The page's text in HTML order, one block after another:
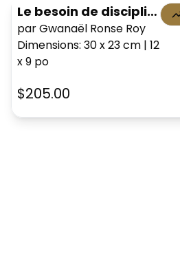
Le besoin de discipline
par Gwanaël Ronse Roy
Dimensions: 30 x 23cm | 12
x 9 po
$205.00